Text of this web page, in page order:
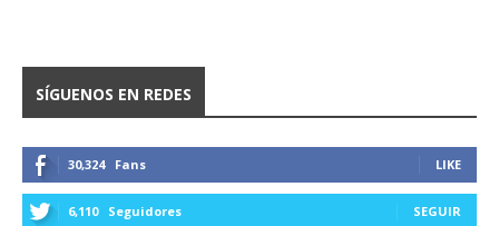
SÍGUENOS EN REDES
30,324 Fans LIKE
6,110 Seguidores SEGUIR